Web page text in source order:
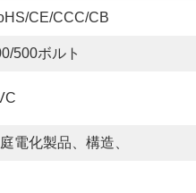
CE/CCC/CB
500ボルト
電化製品、構造、